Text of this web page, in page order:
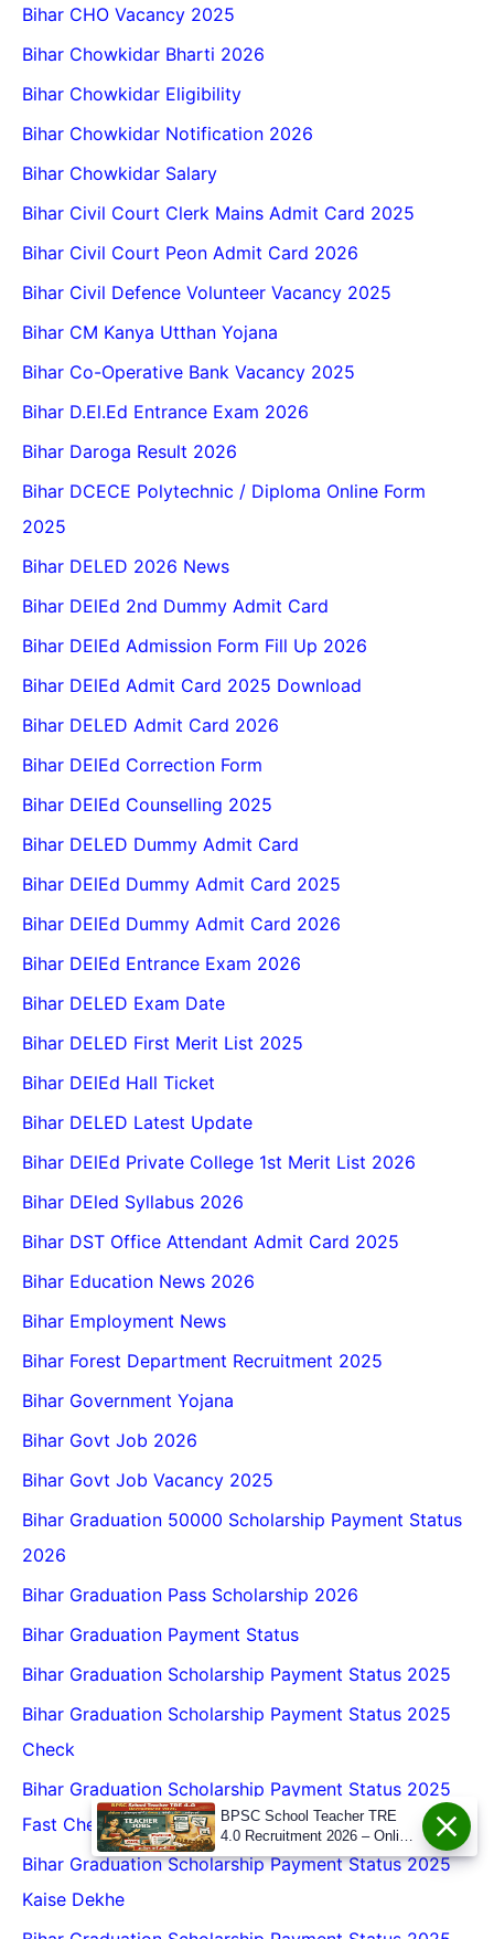
Bihar CHO Vacancy 2025
Bihar Chowkidar Bharti 2026
Bihar Chowkidar Eligibility
Bihar Chowkidar Notification 2026
Bihar Chowkidar Salary
Bihar Civil Court Clerk Mains Admit Card 2025
Bihar Civil Court Peon Admit Card 2026
Bihar Civil Defence Volunteer Vacancy 2025
Bihar CM Kanya Utthan Yojana
Bihar Co-Operative Bank Vacancy 2025
Bihar D.El.Ed Entrance Exam 2026
Bihar Daroga Result 2026
Bihar DCECE Polytechnic / Diploma Online Form
2025
Bihar DELED 2026 News
Bihar DElEd 2nd Dummy Admit Card
Bihar DElEd Admission Form Fill Up 2026
Bihar DElEd Admit Card 2025 Download
Bihar DELED Admit Card 2026
Bihar DElEd Correction Form
Bihar DElEd Counselling 2025
Bihar DELED Dummy Admit Card
Bihar DElEd Dummy Admit Card 2025
Bihar DElEd Dummy Admit Card 2026
Bihar DElEd Entrance Exam 2026
Bihar DELED Exam Date
Bihar DELED First Merit List 2025
Bihar DElEd Hall Ticket
Bihar DELED Latest Update
Bihar DElEd Private College 1st Merit List 2026
Bihar DEled Syllabus 2026
Bihar DST Office Attendant Admit Card 2025
Bihar Education News 2026
Bihar Employment News
Bihar Forest Department Recruitment 2025
Bihar Government Yojana
Bihar Govt Job 2026
Bihar Govt Job Vacancy 2025
Bihar Graduation 50000 Scholarship Payment Status
2026
Bihar Graduation Pass Scholarship 2026
Bihar Graduation Payment Status
Bihar Graduation Scholarship Payment Status 2025
Bihar Graduation Scholarship Payment Status 2025
Check
Bihar Graduation Scholarship Payment Status 2025
Fast Check
Bihar Graduation Scholarship Payment Status 2025
Kaise Dekhe
BPSC School Teacher TRE
4.0 Recruitment 2026 – Online
Form, Eligibility, Vacancy,
Date, Apply Process